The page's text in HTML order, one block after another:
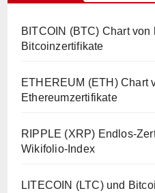
BITCOIN (BTC) Chart von
Bitcoinzertifikate
ETHEREUM (ETH) Chart
Ethereumzertifikate
RIPPLE (XRP) Endlos-
Wikifolio-Index
LITECOIN (LTC) und